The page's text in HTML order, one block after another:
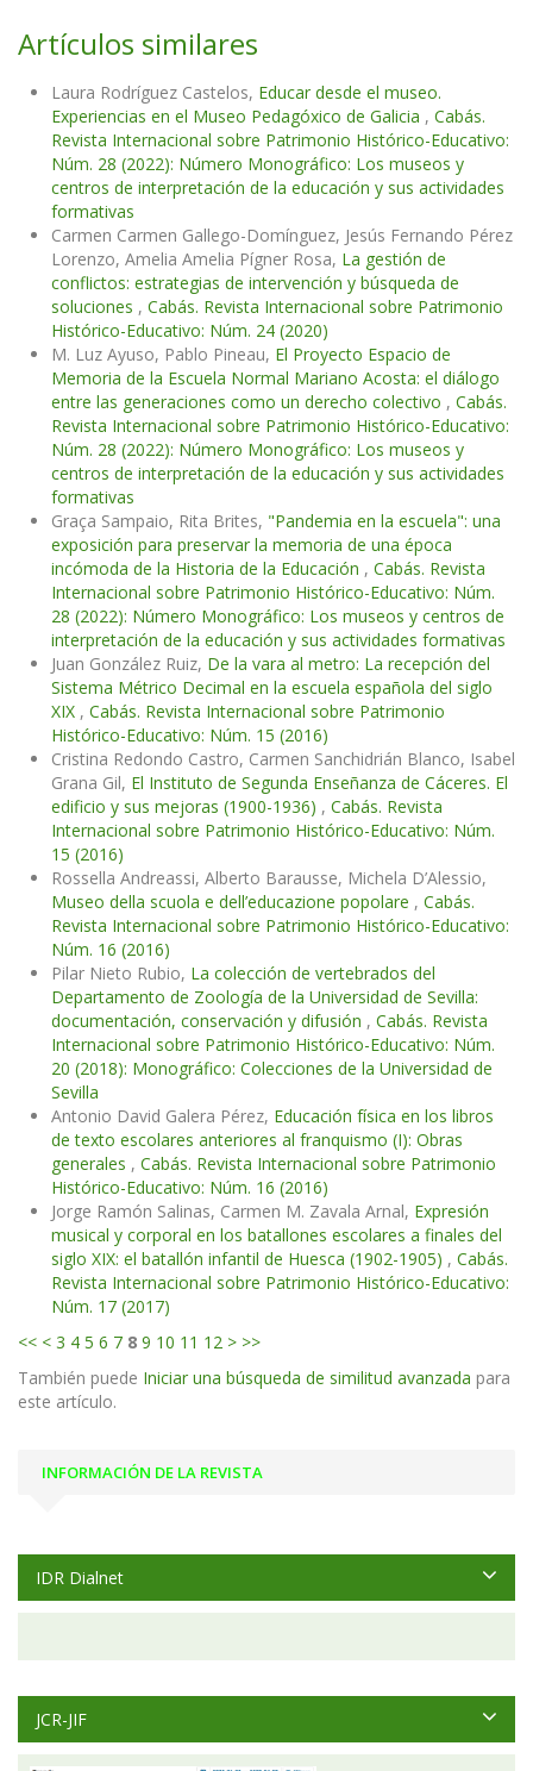
Artículos similares
Laura Rodríguez Castelos, Educar desde el museo.
Experiencias en el Museo Pedagóxico de Galicia , Cabás.
Revista Internacional sobre Patrimonio Histórico-Educativo:
Núm. 28 (2022): Número Monográfico: Los museos y
centros de interpretación de la educación y sus actividades
formativas
Carmen Carmen Gallego-Domínguez, Jesús Fernando Pérez
Lorenzo, Amelia Amelia Pígner Rosa, La gestión de
conflictos: estrategias de intervención y búsqueda de
soluciones , Cabás. Revista Internacional sobre Patrimonio
Histórico-Educativo: Núm. 24 (2020)
M. Luz Ayuso, Pablo Pineau, El Proyecto Espacio de
Memoria de la Escuela Normal Mariano Acosta: el diálogo
entre las generaciones como un derecho colectivo , Cabás.
Revista Internacional sobre Patrimonio Histórico-Educativo:
Núm. 28 (2022): Número Monográfico: Los museos y
centros de interpretación de la educación y sus actividades
formativas
Graça Sampaio, Rita Brites, "Pandemia en la escuela": una
exposición para preservar la memoria de una época
incómoda de la Historia de la Educación , Cabás. Revista
Internacional sobre Patrimonio Histórico-Educativo: Núm.
28 (2022): Número Monográfico: Los museos y centros de
interpretación de la educación y sus actividades formativas
Juan González Ruiz, De la vara al metro: La recepción del
Sistema Métrico Decimal en la escuela española del siglo
XIX , Cabás. Revista Internacional sobre Patrimonio
Histórico-Educativo: Núm. 15 (2016)
Cristina Redondo Castro, Carmen Sanchidrián Blanco, Isabel
Grana Gil, El Instituto de Segunda Enseñanza de Cáceres. El
edificio y sus mejoras (1900-1936) , Cabás. Revista
Internacional sobre Patrimonio Histórico-Educativo: Núm.
15 (2016)
Rossella Andreassi, Alberto Barausse, Michela D’Alessio,
Museo della scuola e dell’educazione popolare , Cabás.
Revista Internacional sobre Patrimonio Histórico-Educativo:
Núm. 16 (2016)
Pilar Nieto Rubio, La colección de vertebrados del
Departamento de Zoología de la Universidad de Sevilla:
documentación, conservación y difusión , Cabás. Revista
Internacional sobre Patrimonio Histórico-Educativo: Núm.
20 (2018): Monográfico: Colecciones de la Universidad de
Sevilla
Antonio David Galera Pérez, Educación física en los libros
de texto escolares anteriores al franquismo (I): Obras
generales , Cabás. Revista Internacional sobre Patrimonio
Histórico-Educativo: Núm. 16 (2016)
Jorge Ramón Salinas, Carmen M. Zavala Arnal, Expresión
musical y corporal en los batallones escolares a finales del
siglo XIX: el batallón infantil de Huesca (1902-1905) , Cabás.
Revista Internacional sobre Patrimonio Histórico-Educativo:
Núm. 17 (2017)
<< < 3 4 5 6 7 8 9 10 11 12 > >>
También puede Iniciar una búsqueda de similitud avanzada para
este artículo.
INFORMACIÓN DE LA REVISTA
IDR Dialnet
JCR-JIF